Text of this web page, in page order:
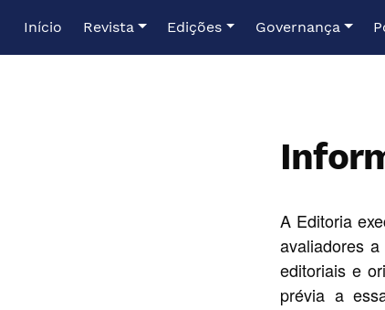
Início Revista Edições Governança
A Editoria
avaliadores
editoriais e
prévia a